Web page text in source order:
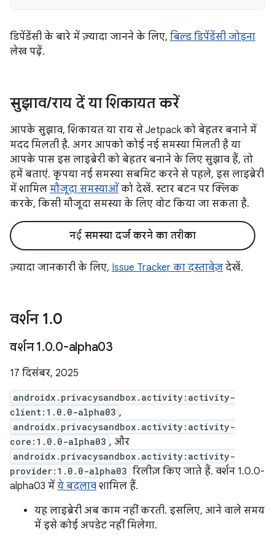
डिपेंडेंसी के बारे में ज़्यादा जानने के लिए, बिल्ड डिपेंडेंसी जोड़ना
लेख पढ़ें.
सुझाव/राय दें या शिकायत करें
आपके सुझाव, शिकायत या राय से Jetpack को बेहतर बनाने में
मदद मिलती है. अगर आपको कोई नई समस्या मिलती है या
आपके पास इस लाइब्रेरी को बेहतर बनाने के लिए सुझाव हैं, तो
हमें बताएं. कृपया नई समस्या सबमिट करने से पहले, इस लाइब्रेरी
में शामिल मौजूदा समस्याओं को देखें. स्टार बटन पर क्लिक
करके, किसी मौजूदा समस्या के लिए वोट किया जा सकता है.
नई समस्या दर्ज करने का तरीका
ज़्यादा जानकारी के लिए, Issue Tracker का दस्तावेज़ देखें.
वर्शन 1.0
वर्शन 1.0.0-alpha03
17 दिसंबर, 2025
androidx.privacysandbox.activity:activity-
client:1.0.0-alpha03 ,
androidx.privacysandbox.activity:activity-
core:1.0.0-alpha03 , और
androidx.privacysandbox.activity:activity-
provider:1.0.0-alpha03 रिलीज़ किए जाते हैं. वर्शन 1.0.0-
alpha03 में ये बदलाव शामिल हैं.
यह लाइब्रेरी अब काम नहीं करती. इसलिए, आने वाले समय
में इसे कोई अपडेट नहीं मिलेगा.